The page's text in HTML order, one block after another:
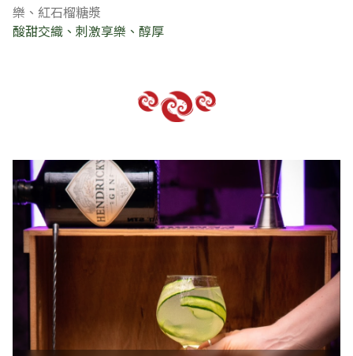
樂、紅石榴糖漿
酸甜交織、刺激享樂、醇厚